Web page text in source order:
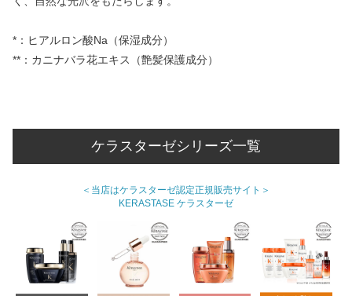
*：ヒアルロン酸Na（保湿成分）
**：カニナバラ花エキス（艶髪保護成分）
ケラスターゼシリーズ一覧
＜当店はケラスターゼ認定正規販売サイト＞
KERASTASE ケラスターゼ